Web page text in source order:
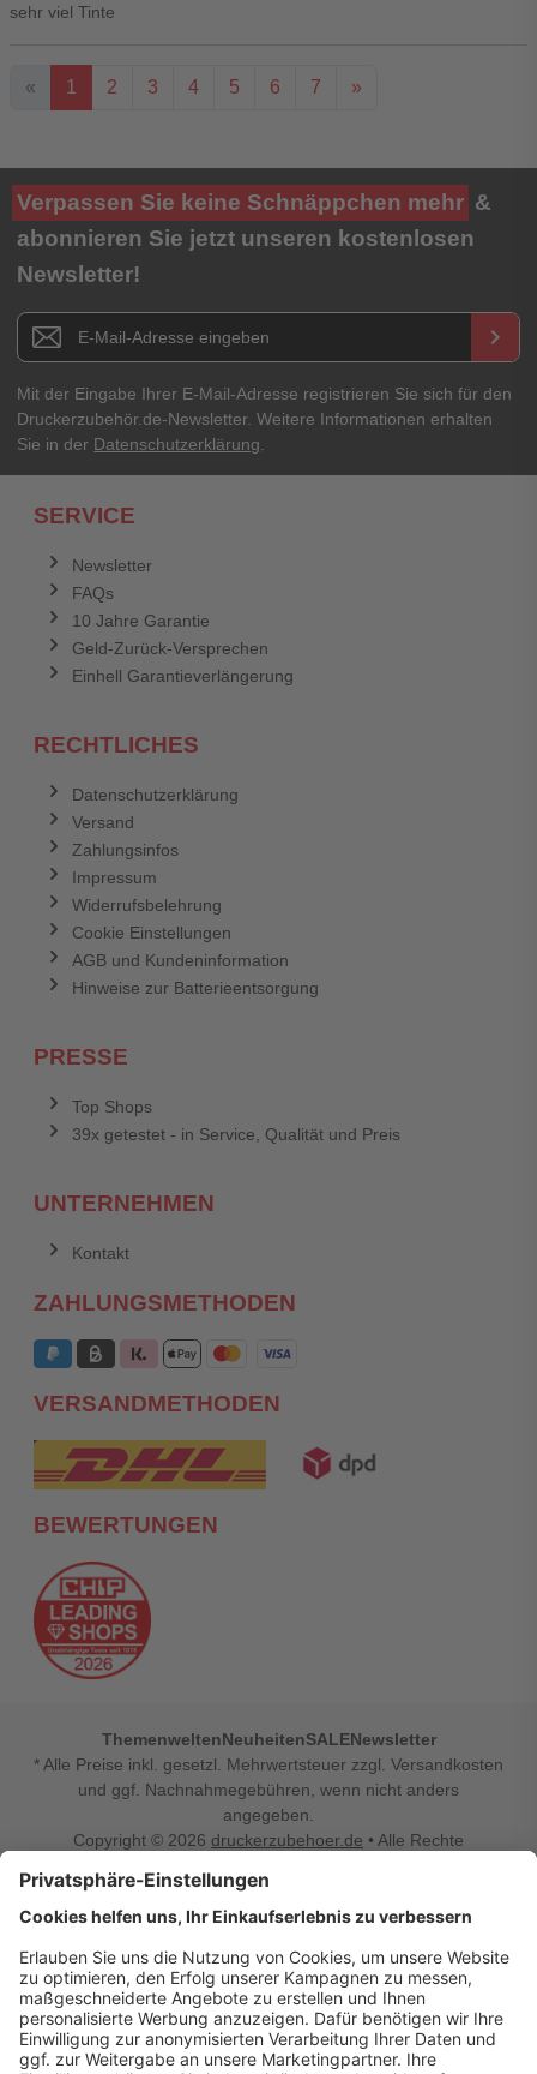
sehr viel Tinte
« 1 2 3 4 5 6 7 »
Ihre Bewertung**
★★★★★
Titel**
E-Mail-Adresse
Ihr Passwort
Verpassen Sie keine Schnäppchen mehr &
abonnieren Sie jetzt unseren kostenlosen
Newsletter!
Newsletter E-Mail Adresse keyboard_arrow_right
Mit der Eingabe Ihrer E-Mail-Adresse registrieren Sie sich für den
Druckerzubehör.de-Newsletter. Weitere Informationen erhalten
Sie in der Datenschutzerklärung
SERVICE
Newsletter
FAQs
10 Jahre Garantie
Geld-Zurück-Versprechen
Einhell Garantieverlängerung
RECHTLICHES
Datenschutzerklärung
Versand
Zahlungsinfos
Impressum
Widerrufsbelehrung
Cookie Einstellungen
AGB und Kundeninformation
Hinweise zur Batterieentsorgung
PRESSE
Top Shops
39x getestet - in Service, Qualität und Preis
UNTERNEHMEN
Kontakt
ZAHLUNGSMETHODEN
VERSANDMETHODEN
BEWERTUNGEN
ThemenweltenNeuheitenSALENewsletter
* Alle Preise inkl. gesetzl. Mehrwertsteuer zzgl. Versandkosten
und ggf. Nachnahmegebühren, wenn nicht anders
angegeben.
Copyright © 2026 druckerzubehoer.de • Alle Rechte
Vertrag widerrufen
Druckerzubehoer.de – preiswerte Qualität für Ihr Office
Sie sind auf der Suche nach dem passenden Druckerzubehör
oder Zubehör für das Büro, den Computer oder Ihr
Smartphone? Dann sind Sie bei Druckerzubehoer.de genau
richtig! Unser breites Sortiment bietet unter anderem Tinte
und Toner für alle gängigen Druckermodelle – großer sowie